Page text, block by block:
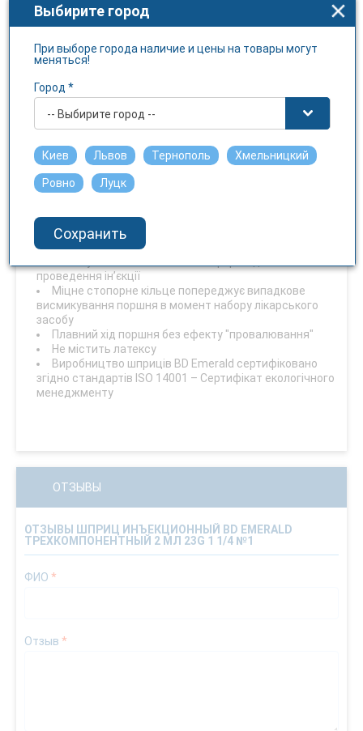
Условия отпуска
Без рецепта
Температура хранения
не выше 25 С
Чуствительность к свету
Прозорий циліндр шприца для чудової візуалізації
вмісту
забезпечують зручність набору точної дози
лікарського засобу
Ергономічний дизайн та зручний упор для пальців
проведення ін’єкції
Міцне стопорне кільце попереджує випадкове
висмикування поршня в момент набору лікарського
засобу
Плавний хід поршня без ефекту "провалювання"
Не містить латексу
Виробництво шприців BD Emerald сертифіковано
згідно стандартів ISO 14001 – Сертифікат екологічного
менеджменту
ОТЗЫВЫ
ОТЗЫВЫ ШПРИЦ ИНЪЕКЦИОННЫЙ BD EMERALD
ТРЕХКОМПОНЕНТНЫЙ 2 МЛ 23G 1 1/4 №1
ФИО *
Отзыв *
Выбирите город
При выборе города наличие и цены на товары могут
меняться!
Город *
-- Выбирите город --
Киев Львов Тернополь Хмельницкий
Ровно Луцк
Сохранить